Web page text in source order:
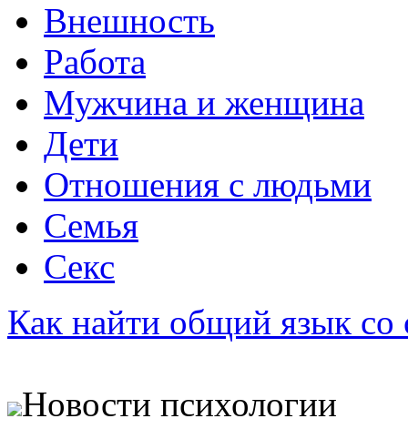
Внешность
Работа
Мужчина и женщина
Дети
Отношения с людьми
Семья
Секс
Как найти общий язык со
Новости психологии